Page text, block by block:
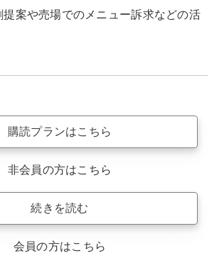
提案や売場でのメニュー訴求などの活
購読プランはこちら
非会員の方はこちら
続きを読む
会員の方はこちら